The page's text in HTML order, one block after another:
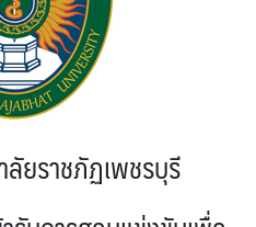
ยราชภัฏเพชรบุรี